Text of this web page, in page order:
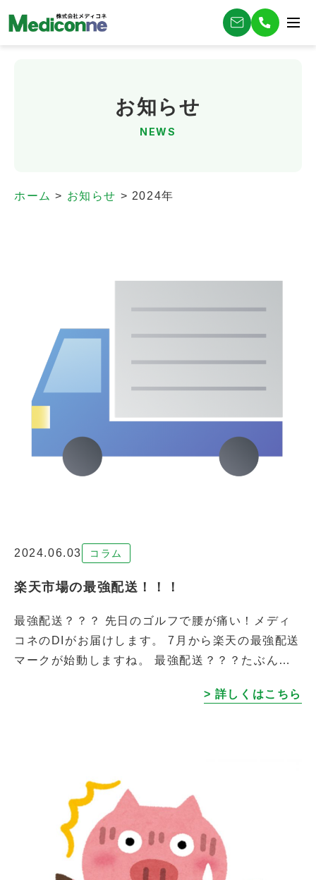
お知らせ
NEWS
ホーム > お知らせ > 2024年
2024.06.03 コラム
楽天市場の最強配送！！！
最強配送？？？ 先日のゴルフで腰が痛い！メディ
コネのDIがお届けします。 7月から楽天の最強配送
マークが始動しますね。 最強配送？？？たぶん強
し。・・・・いや、強いってどゆこと？？？ […]
> 詳しくはこちら